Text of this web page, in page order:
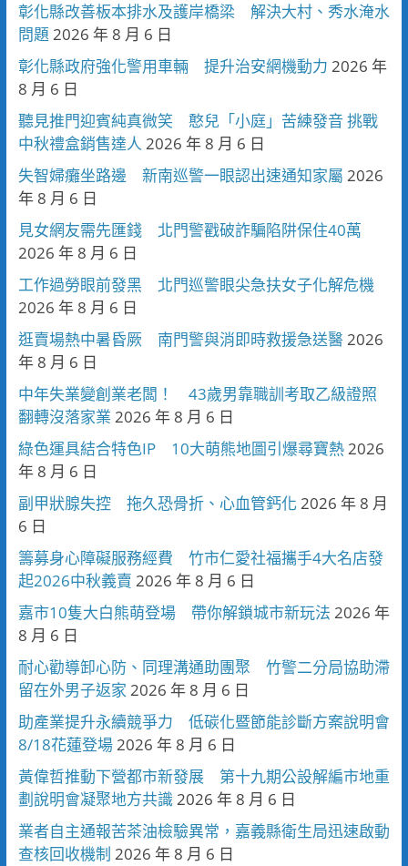
彰化縣改善板本排水及護岸橋梁 解決大村、秀水淹水
問題 2026 年 8 月 6 日
彰化縣政府強化警用車輛 提升治安網機動力 2026 年
8 月 6 日
聽見推門迎賓純真微笑 憨兒「小庭」苦練發音 挑戰
中秋禮盒銷售達人 2026 年 8 月 6 日
失智婦癱坐路邊 新南巡警一眼認出速通知家屬 2026
年 8 月 6 日
見女網友需先匯錢 北門警戳破詐騙陷阱保住40萬
2026 年 8 月 6 日
工作過勞眼前發黑 北門巡警眼尖急扶女子化解危機
2026 年 8 月 6 日
逛賣場熱中暑昏厥 南門警與消即時救援急送醫2026
年 8 月 6 日
中年失業變創業老闆！ 43歲男靠職訓考取乙級證照
翻轉沒落家業 2026 年 8 月 6 日
綠色運具結合特色IP 10大萌熊地圖引爆尋寶熱2026
年 8 月 6 日
副甲狀腺失控 拖久恐骨折、心血管鈣化 2026 年 8 月
6 日
籌募身心障礙服務經費 竹市仁愛社福攜手4大名店發
起2026中秋義賣 2026 年 8 月 6 日
嘉市10隻大白熊萌登場 帶你解鎖城市新玩法 2026 年
8 月 6 日
耐心勸導卸心防、同理溝通助團聚 竹警二分局協助滯
留在外男子返家 2026 年 8 月 6 日
助產業提升永續競爭力 低碳化暨節能診斷方案說明會
8/18花蓮登場2026 年 8 月 6 日
黃偉哲推動下營都市新發展 第十九期公設解編市地重
劃說明會凝聚地方共識2026 年 8 月 6 日
業者自主通報苦茶油檢驗異常，嘉義縣衛生局迅速啟動
查核回收機制 2026 年 8 月 6 日